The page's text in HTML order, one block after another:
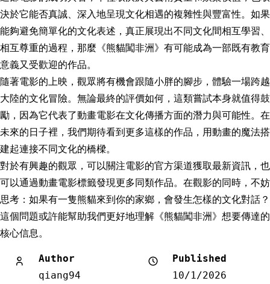
決於它能否真誠、深入地呈現文化相遇的複雜性與豐富性。如果
能夠避免簡單化的文化表述，真正展現出不同文化間相互學習、
相互尊重的過程，那麼《熊貓闖非洲》有可能成為一部既有教育
意義又受歡迎的作品。
隨著電影的上映，觀眾將有機會跟隨小胖的腳步，體驗一場跨越
大陸的文化冒險。無論最終的評價如何，這類嘗試本身就值得鼓
勵，因為它代表了動畫電影在文化傳播方面的潛力與可能性。在
未來的日子裡，我們期待看到更多這樣的作品，用動畫的魔法搭
建起連接不同文化的橋樑。
對於有興趣的觀眾，可以關注電影的官方渠道獲取最新資訊，也
可以通過動畫電影標籤發現更多同類作品。在觀影的同時，不妨
思考：如果有一隻熊貓來到你的家鄉，會發生怎樣的文化對話？
這個問題或許能幫助我們更好地理解《熊貓闖非洲》想要傳達的
核心信息。
Author
qiang94
Published
10/1/2026